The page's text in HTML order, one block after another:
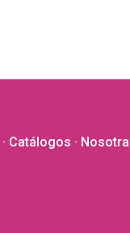
· Catálogos ·